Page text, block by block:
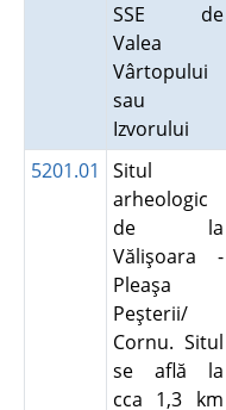
SSE de
Valea
Vârtopului
sau
Izvorului
5201.01
Situl
arheologic
de la
Vălişoara -
Pleaşa
Peşterii/
Cornu. Situl
se află la
cca 1,3 km